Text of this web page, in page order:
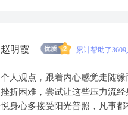
赵明霞 累计帮助了3609
个人观点，跟着内心感觉走随
挫折困难，尝试让这些压力流
悦身心多接受阳光普照，凡事